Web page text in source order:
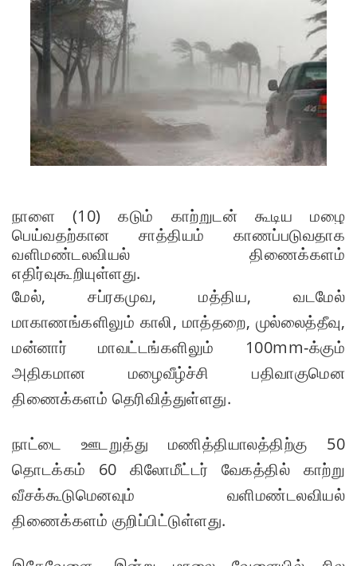
கடிதம்!
இரு
ஆண்டுக
ள் இலக்கு
நிர்ணயிக்
கப்பட்ட
டெங்கு
வேலைத்
திட்டம் -
அமைச்சர்
நளிந்த
ஜயதிஸ்ஸ!
முழுமை
யான
டுக்குள்
மெகசின்
சிறை!
நாளை (10) கடும் காற்றுடன் கூடிய மழை
பெய்வதற்கான சாத்தியம் காணப்படுவதாக
வளிமண்டலவியல் திணைக்களம்
எதிர்வுகூறியுள்ளது.
மேல், சப்ரகமுவ, மத்திய, வடமேல்
மாகாணங்களிலும் காலி, மாத்தறை, முல்லைத்தீவு,
மன்னார் மாவட்டங்களிலும் 100mm-க்கும்
அதிகமான மழைவீழ்ச்சி பதிவாகுமென
திணைக்களம் தெரிவித்துள்ளது.
நாட்டை ஊடறுத்து மணித்தியாலத்திற்கு 50
தொடக்கம் 60 கிலோமீட்டர் வேகத்தில் காற்று
வீசக்கூடுமெனவும் வளிமண்டலவியல்
திணைக்களம் குறிப்பிட்டுள்ளது.